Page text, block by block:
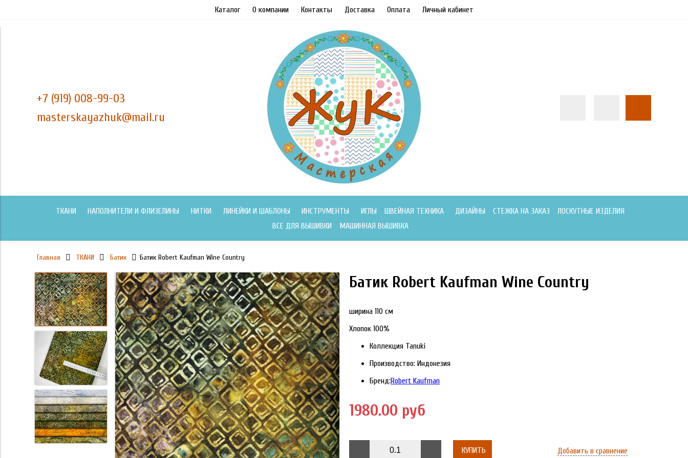
Каталог О компании Контакты Доставка Оплата Личный кабинет
+7 (919) 008-99-03
masterskayazhuk@mail.ru
ТКАНИ НАПОЛНИТЕЛИ И ФЛИЗЕЛИНЫ НИТКИ ЛИНЕЙКИ И ШАБЛОНЫ ИНСТРУМЕНТЫ ИГЛЫ ШВЕЙНАЯ ТЕХНИКА ДИЗАЙНЫ СТЕЖКА НА ЗАКАЗ
ЛОСКУТНЫЕ ИЗДЕЛИЯ
ВСЕ ДЛЯ ВЫШИВКИ
МАШИННАЯ ВЫШИВКА
Главная ТКАНИ Батик Батик Robert Kaufman Wine Country
Батик Robert Kaufman Wine Country
ширина 110 см
Хлопок 100%
Коллекция Tanuki
Производство: Индонезия
Бренд:Robert Kaufman
1980.00 руб
КУПИТЬ Добавить в сравнение